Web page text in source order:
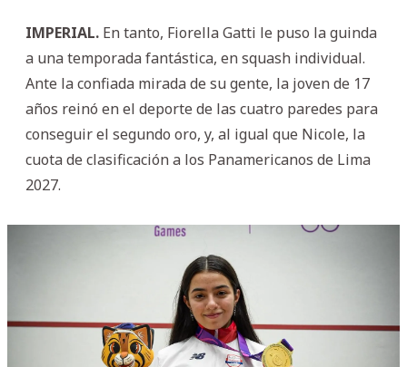
IMPERIAL. En tanto, Fiorella Gatti le puso la guinda
a una temporada fantástica, en squash individual.
Ante la confiada mirada de su gente, la joven de 17
años reinó en el deporte de las cuatro paredes para
conseguir el segundo oro, y, al igual que Nicole, la
cuota de clasificación a los Panamericanos de Lima
2027.